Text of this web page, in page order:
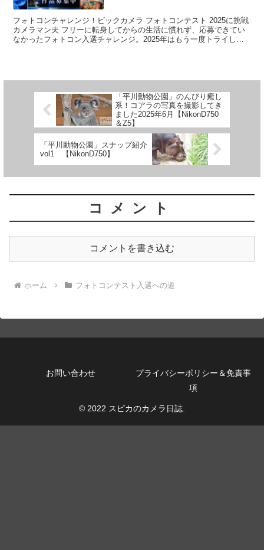
フォトコンチャレンジ！ビックカメラ フォトコンテスト 2025に挑戦
カメラマン夫 フリーに転身してからの生活に慣れず、応募できてい
なかったフォトコン入選チャレンジ。2025年はもう一度トライしま
「平川動物公園」のんびり癒し
系！コアラの写真を撮影してき
ました2025年6月【NikonD750
＆Z5】
「平川動物公園」スナップ紹介
vol1 【NikonD750】
コメント
コメントを書き込む
ホーム フォトコンテスト入選への道
お問い合わせ
プライバシーポリシー＆免責事
項
© 2022 スピカのカメラ日誌.